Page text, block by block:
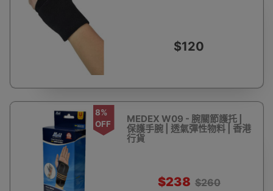
$120
8%
OFF
MEDEX W09 - 腕關節護托 |
保護手腕 | 透氣彈性物料 | 香港
行貨
$238 $260